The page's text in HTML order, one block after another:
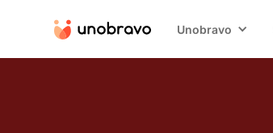
Unobravo